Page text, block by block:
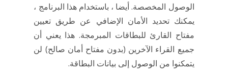
الوصول المخصصة. أيضا ، باستخدام هذا البرنامج ،
يمكنك تحديد الأمان الإضافي عن طريق تعيين
مفتاح القارئ للبطاقات المبرمجة. هذا يعني أن
جميع القراء الآخرين (بدون مفتاح أمان صالح) لن
يتمكنوا من الوصول إلى بيانات البطاقة.